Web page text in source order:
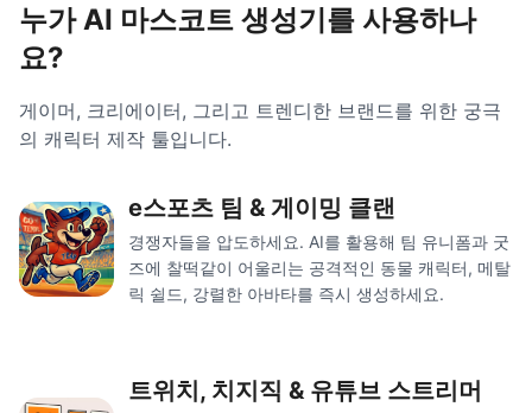
누가 AI 마스코트 생성기를 사용하나
요?
게이머, 크리에이터, 그리고 트렌디한 브랜드를 위한 궁극
의 캐릭터 제작 툴입니다.
e스포츠 팀 & 게이밍 클랜
경쟁자들을 압도하세요. AI를 활용해 팀 유니폼과 굿
즈에 찰떡같이 어울리는 공격적인 동물 캐릭터, 메탈
릭 쉴드, 강렬한 아바타를 즉시 생성하세요.
트위치, 치지직 & 유튜브 스트리머